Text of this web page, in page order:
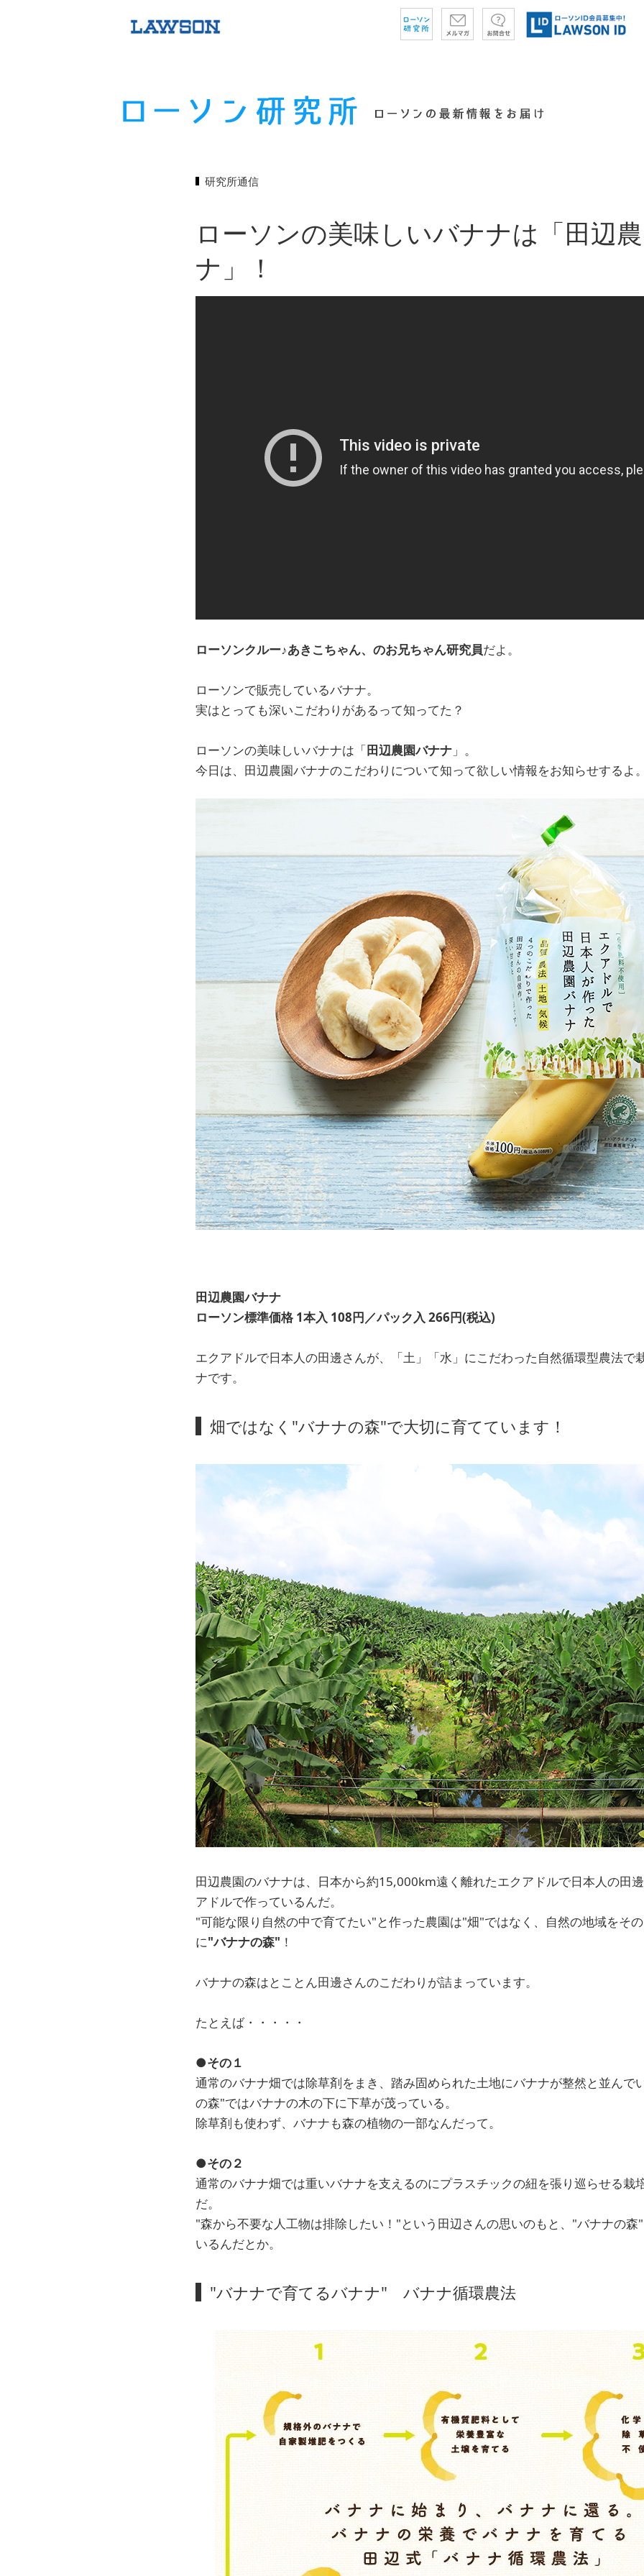
研究所通信
ローソンの美味しいバナナは「田辺
ナ」！
ローソンクルー♪あきこちゃん、のお兄ちゃん研究員だよ。
ローソンで販売しているバナナ。
実はとっても深いこだわりがあるって知ってた？
ローソンの美味しいバナナは「田辺農園バナナ 」。
今日は、田辺農園バナナのこだわりについて知って欲しい情報をお知らせするよ
田辺農園バナナ
ローソン標準価格 1本入 108円／パック入 266円(税込)
エクアドルで日本人の田邊さんが、「土」「水」にこだわった自然循環型農法で
ナです。
畑ではなく"バナナの森"で大切に育てています！
田辺農園のバナナは、日本から約15,000km遠く離れたエクアドルで日本人の田
アドルで作っているんだ。
"可能な限り自然の中で育てたい"と作った農園は"畑"ではなく、自然の地域をそ
に"バナナの森" ！
バナナの森はとことん田邊さんのこだわりが詰まっています。
たとえば・・・・・
●その１
通常のバナナ畑では除草剤をまき、踏み固められた土地にバナナが整然と並んで
の森"ではバナナの木の下に下草が茂っている。
除草剤も使わず、バナナも森の植物の一部なんだって。
●その２
通常のバナナ畑では重いバナナを支えるのにプラスチックの紐を張り巡らせる栽
だ。
"森から不要な人工物は排除したい！"という田辺さんの思いのもと、"バナナの
いるんだとか。
"バナナで育てるバナナ" バナナ循環農法